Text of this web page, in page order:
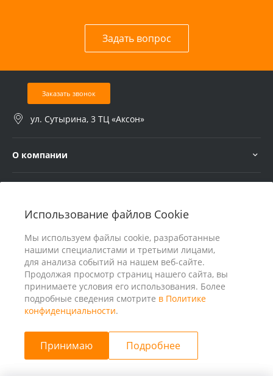
Использование файлов Cookie
Мы используем файлы cookie, разработанные
нашими специалистами и третьими лицами,
для анализа событий на нашем веб-сайте.
Продолжая просмотр страниц нашего сайта, вы
принимаете условия его использования. Более
подробные сведения смотрите в Политике
конфиденциальности.
Принимаю Подробнее
Задать вопрос
Заказать звонок
ул. Сутырина, 3 ТЦ «Аксон»
О компании